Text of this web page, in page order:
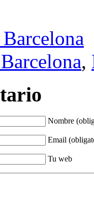
,
Nombre
Email
Tu web